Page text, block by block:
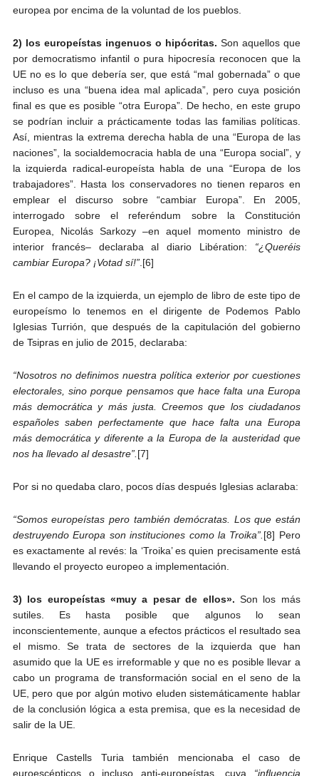
europea por encima de la voluntad de los pueblos.
2) los europeístas ingenuos o hipócritas. Son aquellos que
por democratismo infantil o pura hipocresía reconocen que la
UE no es lo que debería ser, que está “mal gobernada” o que
incluso es una “buena idea mal aplicada”, pero cuya posición
final es que es posible “otra Europa”. De hecho, en este grupo
se podrían incluir a prácticamente todas las familias políticas.
Así, mientras la extrema derecha habla de una “Europa de las
naciones”, la socialdemocracia habla de una “Europa social”, y
la izquierda radical-europeísta habla de una “Europa de los
trabajadores”. Hasta los conservadores no tienen reparos en
emplear el discurso sobre “cambiar Europa”. En 2005,
interrogado sobre el referéndum sobre la Constitución
Europea, Nicolás Sarkozy –en aquel momento ministro de
interior francés– declaraba al diario Libération: “¿Queréis
cambiar Europa? ¡Votad sí!”.[6]
En el campo de la izquierda, un ejemplo de libro de este tipo de
europeísmo lo tenemos en el dirigente de Podemos Pablo
Iglesias Turrión, que después de la capitulación del gobierno
de Tsipras en julio de 2015, declaraba:
“Nosotros no definimos nuestra política exterior por cuestiones
electorales, sino porque pensamos que hace falta una Europa
más democrática y más justa. Creemos que los ciudadanos
españoles saben perfectamente que hace falta una Europa
más democrática y diferente a la Europa de la austeridad que
nos ha llevado al desastre”. [7]
Por si no quedaba claro, pocos días después Iglesias aclaraba:
“Somos europeístas pero también demócratas. Los que están
destruyendo Europa son instituciones como la Troika”. [8] Pero
es exactamente al revés: la ‘Troika’ es quien precisamente está
llevando el proyecto europeo a implementación.
3) los europeístas «muy a pesar de ellos». Son los más
sutiles. Es hasta posible que algunos lo sean
inconscientemente, aunque a efectos prácticos el resultado sea
el mismo. Se trata de sectores de la izquierda que han
asumido que la UE es irreformable y que no es posible llevar a
cabo un programa de transformación social en el seno de la
UE, pero que por algún motivo eluden sistemáticamente hablar
de la conclusión lógica a esta premisa, que es la necesidad de
salir de la UE.
Enrique Castells Turia también mencionaba el caso de
euroescépticos o incluso anti-europeístas, cuya “influencia